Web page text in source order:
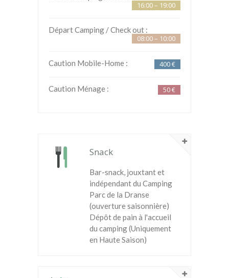
16:00 – 19:00
Départ Camping / Check out :
08:00 – 10:00
Caution Mobile-Home : 400 €
Caution Ménage : 50 €
Snack
Bar-snack, jouxtant et
indépendant du Camping
Parc de la Dranse
(ouverture saisonnière)
Dépôt de pain à l'accueil
du camping (Uniquement
en Haute Saison)